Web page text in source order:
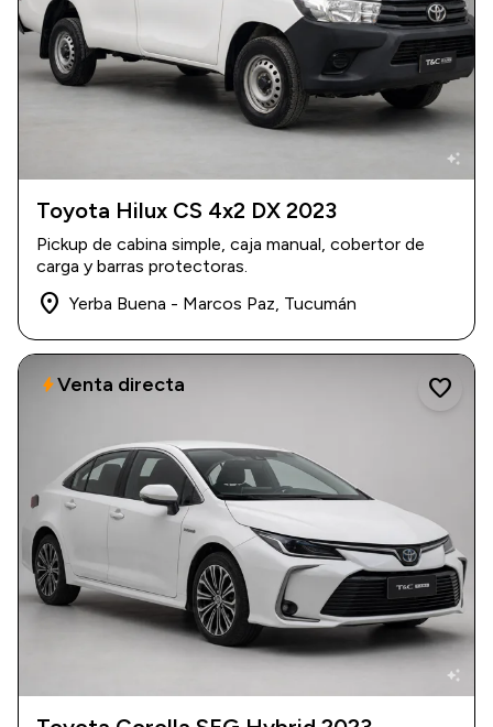
auto_awesome
2023 185.000 km
$ 31.500.000
Toyota Hilux CS 4x2 DX 2023
Pickup de cabina simple, caja manual, cobertor de
carga y barras protectoras.
place Yerba Buena - Marcos Paz, Tucumán
auto_awesome
favorite
boltVenta directa